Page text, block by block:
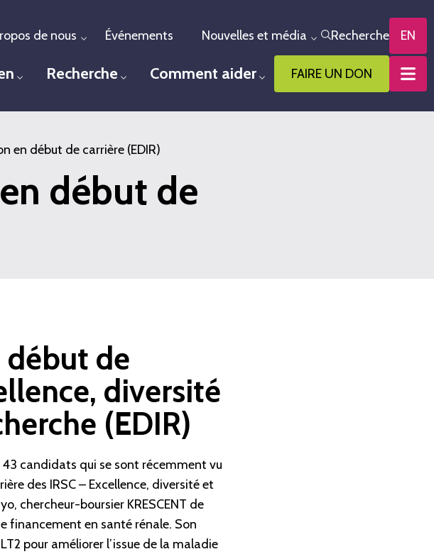
de nous Toggle menu
Événements Nouvelles et média Toggle menu
Recherche EN
Toggle menu
Recherche Toggle menu
Comment aider Toggle menu
FAIRE UN DON
en début de carrière (EDIR)
début de
début de
diversité
(EDIR)
43 candidats qui se sont récemment vu
des IRSC – Excellence, diversité et
chercheur-boursier KRESCENT de
financement en santé rénale. Son
pour améliorer l’issue de la maladie